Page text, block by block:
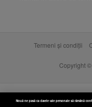
Termeni și condiții
Copyright ©
Nouă ne pasă ca datele tale personale să rămână